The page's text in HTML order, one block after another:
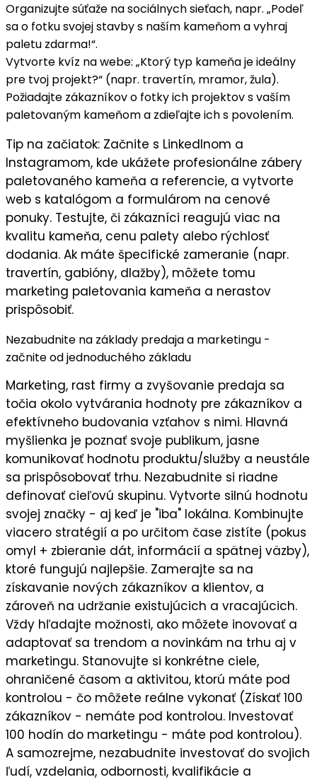
Organizujtesúťaže na sociálnych sieťach, napr. „Podeľ
sa o fotku svojej stavby s naším kameňom a vyhraj
paletu zdarma!“.
Vytvorte kvíz na webe: „Ktorý typ kameňa je ideálny
pre tvoj projekt?“ (napr. travertín, mramor, žula).
Požiadajte zákazníkov o fotkyich projektov s vaším
paletovaným kameňom a zdieľajte ich s povolením.
Tip na začiatok: Začnite s LinkedInom a
Instagramom, kde ukážete profesionálne zábery
paletovaného kameňa a referencie, a vytvorte
web s katalógom a formulárom na cenové
ponuky. Testujte, či zákazníci reagujú viac na
kvalitu kameňa, cenu palety alebo rýchlosť
dodania. Ak máte špecifické zameranie (napr.
travertín, gabióny, dlažby), môžete tomu
marketing paletovania kameňa a nerastov
prispôsobiť.
Nezabudnite na základy predaja a marketingu -
začnite od jednoduchého základu
Marketing, rast firmy a zvyšovanie predaja sa
točia okolo vytvárania hodnoty pre zákazníkov a
efektívneho budovania vzťahov s nimi. Hlavná
myšlienka je poznať svoje publikum, jasne
komunikovať hodnotu produktu/služby a neustále
sa prispôsobovať trhu. Nezabudnite si riadne
definovať cieľovú skupinu. Vytvorte silnú hodnotu
svojej značky - aj keď je "iba" lokálna. Kombinujte
viacero stratégií a po určitom čase zistíte (pokus
omyl + zbieranie dát, informácií a spätnej väzby),
ktoré fungujú najlepšie. Zamerajte sa na
získavanie nových zákazníkov a klientov, a
zároveň na udržanie existujúcich a vracajúcich.
Vždy hľadajte možnosti, ako môžete inovovať a
adaptovať sa trendom a novinkám na trhu aj v
marketingu. Stanovujte si konkrétne ciele,
ohraničené časom a aktivitou, ktorú máte pod
kontrolou - čo môžete reálne vykonať (Získať 100
zákazníkov - nemáte pod kontrolou. Investovať
100 hodín do marketingu - máte pod kontrolou).
A samozrejme, nezabudnite investovať do svojich
ľudí, vzdelania, odbornosti, kvalifikácie a